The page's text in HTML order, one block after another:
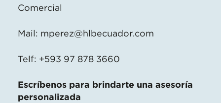
Comercial
Mail: mperez@hlbecuador.com
Telf: +593 97 878 3660
Escríbenos para brindarte una asesoría
personalizada